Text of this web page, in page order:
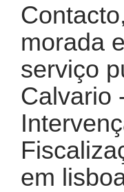
morada
serviço
Calvario
em